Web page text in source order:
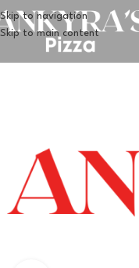
Skip to navigation
Skip to main content